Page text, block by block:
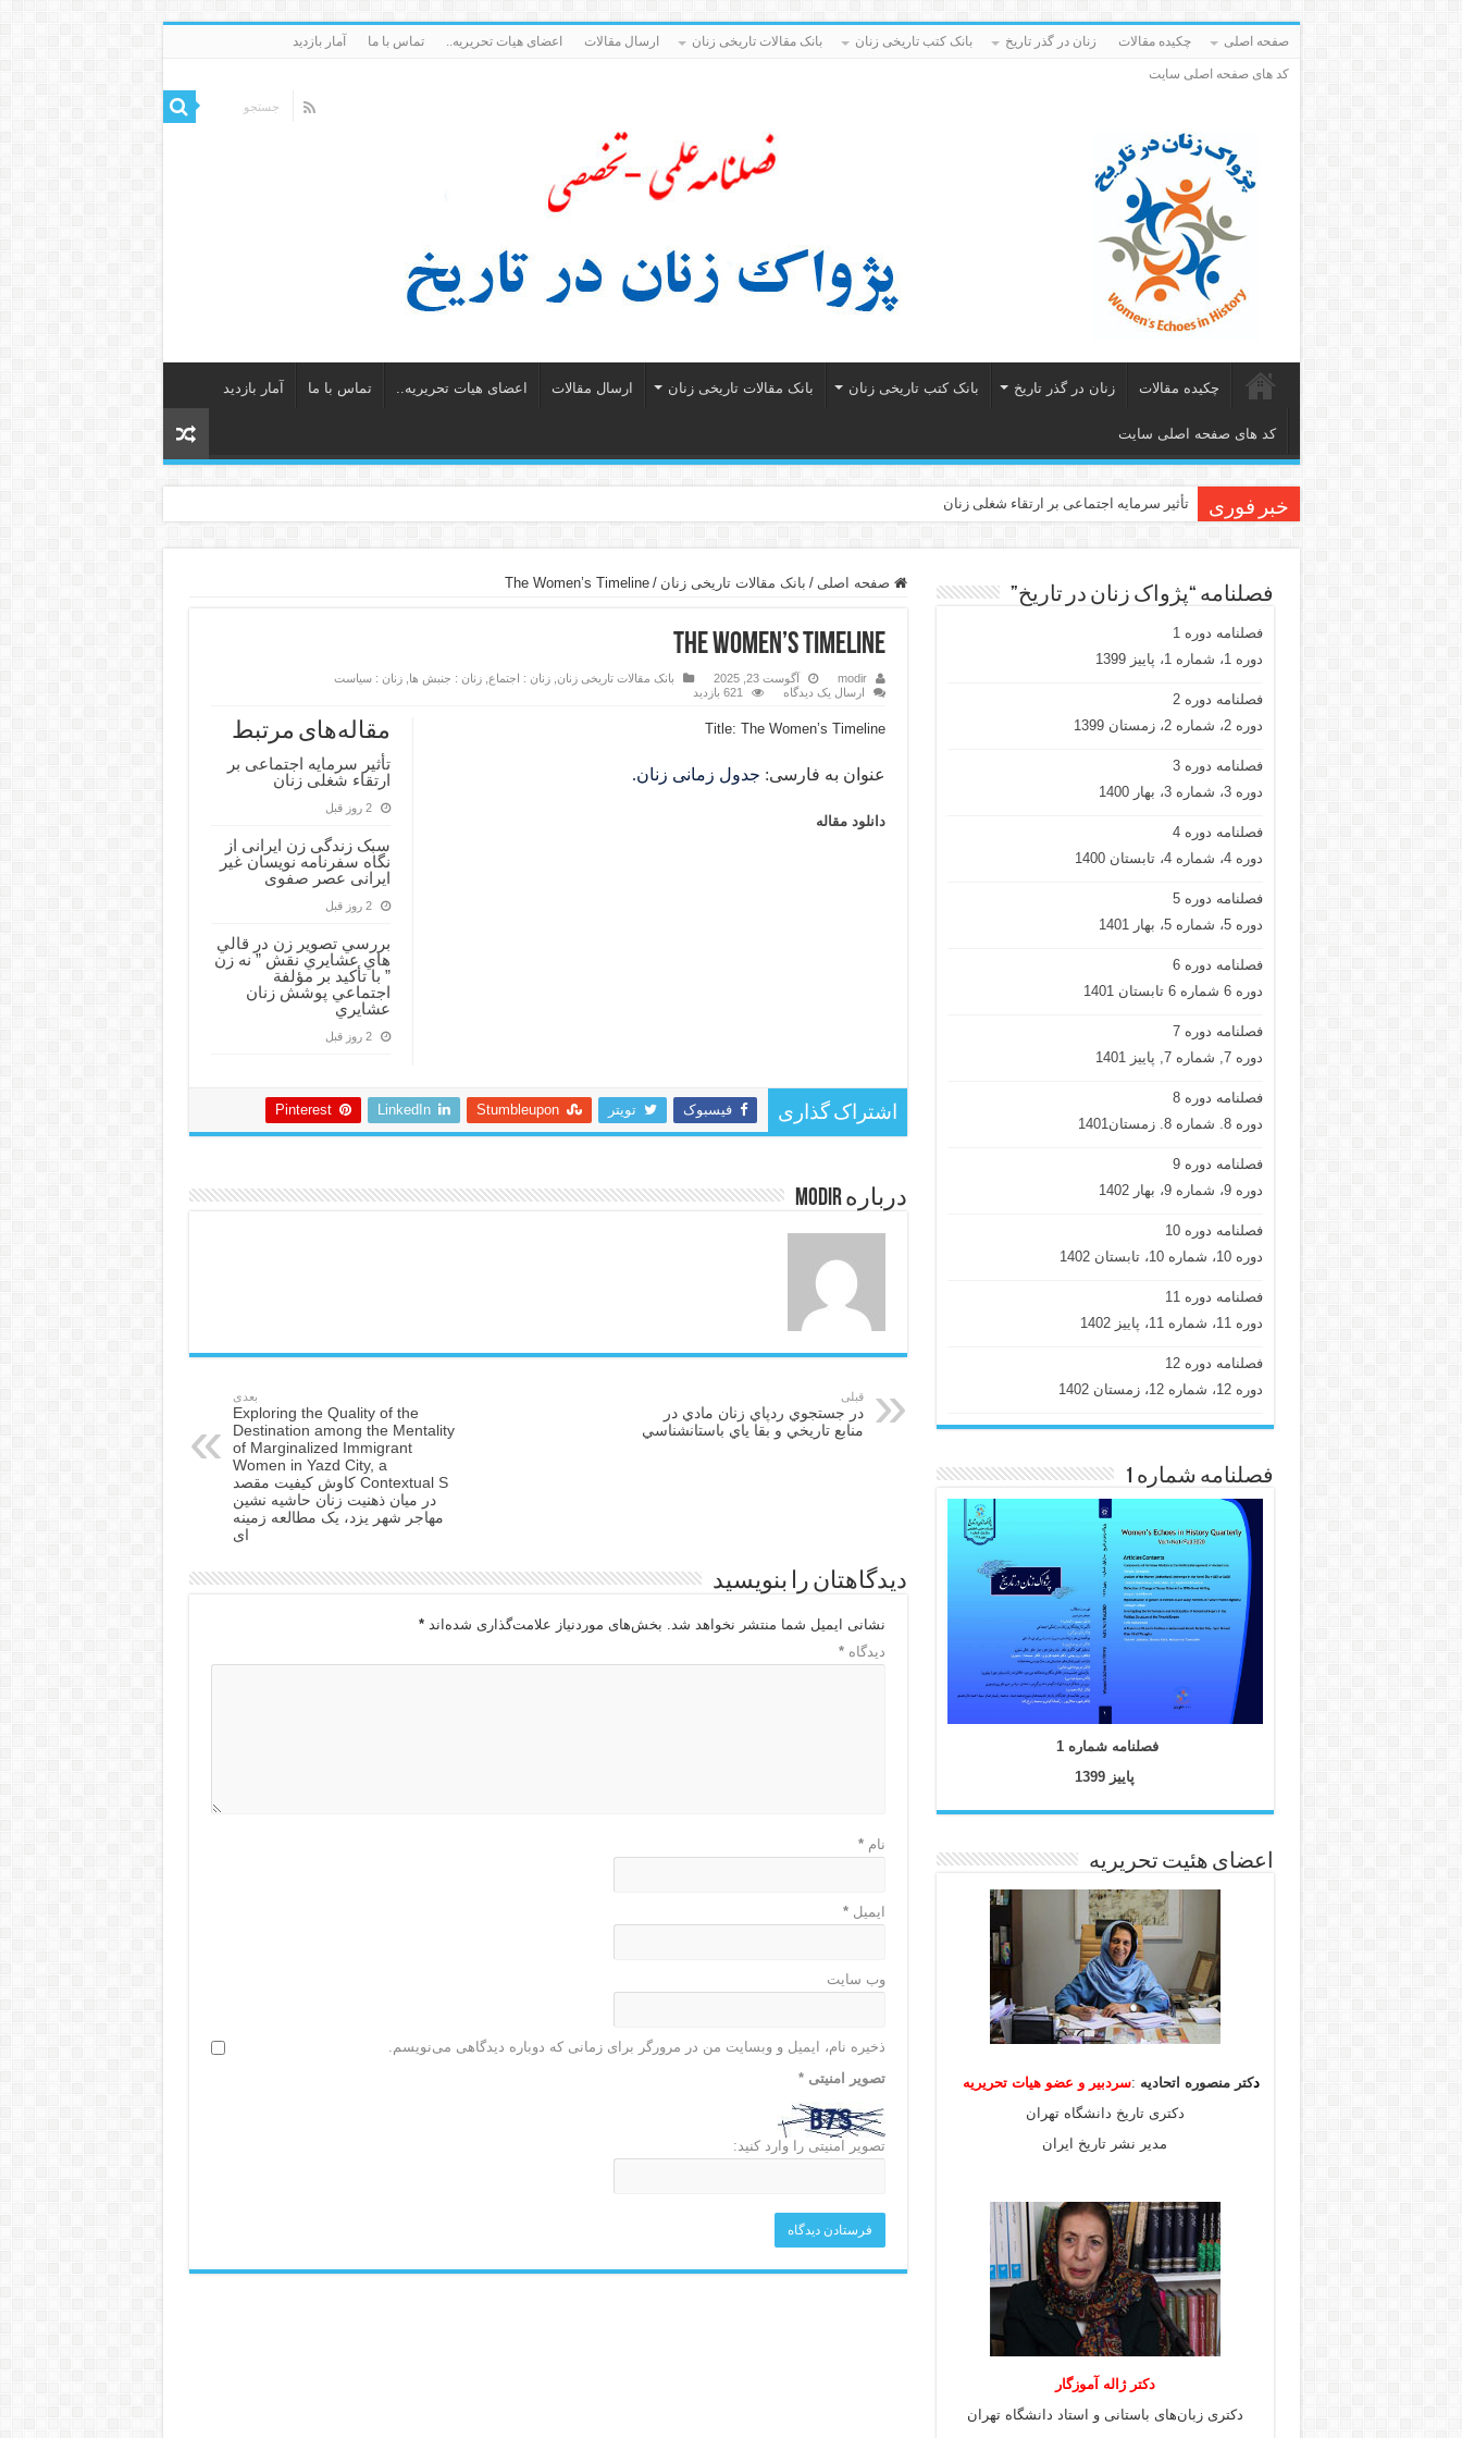
صفحه اصلی چکیده مقالات زنان در گذر تاریخ بانک کتب تاریخی زنان بانک مقالات تاریخی زنان ارسال مقالات اعضای هیات تحریریه.. تماس با ما آمار بازدید
کد های صفحه اصلی سایت
چکیده مقالات زنان در گذر تاریخ بانک کتب تاریخی زنان بانک مقالات تاریخی زنان ارسال مقالات اعضای هیات تحریریه.. تماس با ما آمار بازدید
کد های صفحه اصلی سایت
خبر فوری تأثیر سرمایه اجتماعی بر ارتقاء شغلی زنان
صفحه اصلی / بانک مقالات تاریخی زنان /
The Women’s Timeline
The Women’s Timeline
modir آگوست 23, 2025 بانک مقالات تاریخی زنان ,زنان : اجتماع ,زنان : جنبش ها ,زنان : سیاست
ارسال یک دیدگاه
621 بازدید
مقاله‌های مرتبط
تأثیر سرمایه اجتماعی بر
ارتقاء شغلی زنان
2 روز قبل
سبک زندگی زن ایرانی از
نگاه سفرنامه نویسان غیر
ایرانی عصر صفوی
2 روز قبل
بررسي تصوير زن در قالي
هاي عشايري نقش ” نه زن
” با تأكيد بر مؤلفة
اجتماعي پوشش زنان
عشايري
2 روز قبل
Title: The Women’s Timeline
عنوان به فارسی: جدول زمانی زنان.
دانلود مقاله
اشتراک گذاری فیسبوک تویتر Stumbleupon
LinkedIn
Pinterest
درباره modir
قبلی
در جستجوي ردپاي زنان مادي در
منابع تاريخي و بقا ياي باستانشناسي
بعدی
Exploring the Quality of the
Destination among the Mentality
of Marginalized Immigrant
Women in Yazd City, a
Contextual S کاوش کیفیت مقصد
در میان ذهنیت زنان حاشیه نشین
مهاجر شهر یزد، یک مطالعه زمینه
ای
دیدگاهتان را بنویسید
نشانی ایمیل شما منتشر نخواهد شد. بخش‌های موردنیاز علامت‌گذاری شده‌اند*
دیدگاه*
نام*
ایمیل*
وب‌ سایت
ذخیره نام، ایمیل و وبسایت من در مرورگر برای زمانی که دوباره دیدگاهی می‌نویسم.
تصویر امنیتی*
تصویر امنیتی را وارد کنید:
فصلنامه “پژواک زنان در تاریخ”
فصلنامه دوره 1
دوره 1، شماره 1، پاییز 1399
فصلنامه دوره 2
دوره 2، شماره 2، زمستان 1399
فصلنامه دوره 3
دوره 3، شماره 3، بهار 1400
فصلنامه دوره 4
دوره 4، شماره 4، تابستان 1400
فصلنامه دوره 5
دوره 5، شماره 5، بهار 1401
فصلنامه دوره 6
دوره 6 شماره 6 تابستان 1401
فصلنامه دوره 7
دوره 7, شماره 7, پاییز 1401
فصلنامه دوره 8
دوره 8. شماره 8. زمستان1401
فصلنامه دوره 9
دوره 9، شماره 9، بهار 1402
فصلنامه دوره 10
دوره 10، شماره 10، تابستان 1402
فصلنامه دوره 11
دوره 11، شماره 11، پاییز 1402
فصلنامه دوره 12
دوره 12، شماره 12، زمستان 1402
فصلنامه شماره 1
فصلنامه شماره 1
پاییز 1399
اعضای هئیت تحریریه
دکتر منصوره اتحادیه :سردبیر و عضو هیات تحریریه
دکتری تاریخ دانشگاه تهران
مدیر نشر تاریخ ایران
دکتر ژاله آموزگار
دکتری زبان‌های باستانی و استاد دانشگاه تهران